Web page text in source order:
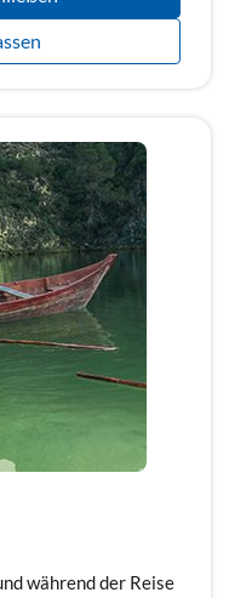
während der Reise